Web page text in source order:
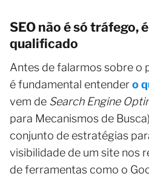
SEO não é só tráfego,
qualificado
Antes de falarmos sobre o
é fundamental entendero
vem de Search Engine
para Mecanismos de
conjunto de estratégias
visibilidade de um site nos
de ferramentas como o